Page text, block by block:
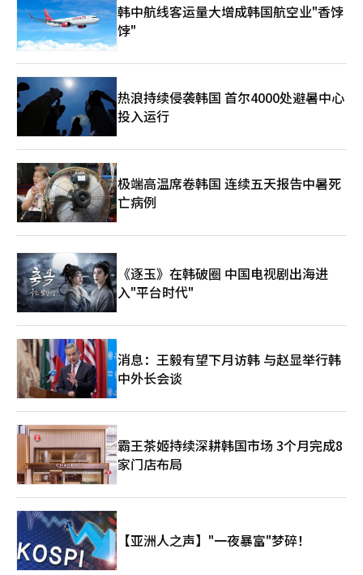
韩中航线客运量大增成韩国航空业"香饽
饽"
热浪持续侵袭韩国 首尔4000处避暑中心
投入运行
极端高温席卷韩国 连续五天报告中暑死
亡病例
《逐玉》在韩破圈 中国电视剧出海进
入"平台时代"
消息：王毅有望下月访韩 与赵显举行韩
中外长会谈
霸王茶姬持续深耕韩国市场 3个月完成8
家门店布局
【亚洲人之声】"一夜暴富"梦碎！